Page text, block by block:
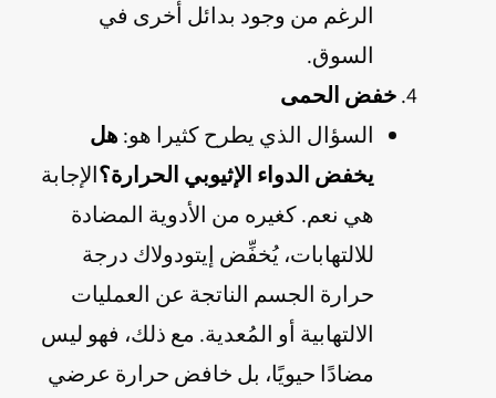
الرغم من وجود بدائل أخرى في
السوق.
خفض الحمى
السؤال الذي يطرح كثيرا هو:هل
يخفض الدواء الإثيوبي الحرارة؟الإجابة
هي نعم. كغيره من الأدوية المضادة
للالتهابات، يُخفِّض إيتودولاك درجة
حرارة الجسم الناتجة عن العمليات
الالتهابية أو المُعدية. مع ذلك، فهو ليس
مضادًا حيويًا، بل خافض حرارة عرضي